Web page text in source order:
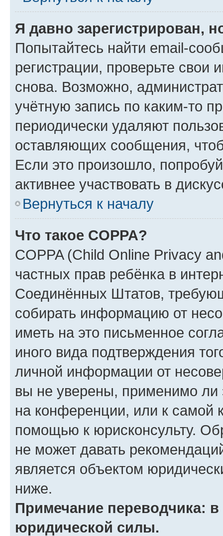
Я давно зарегистрирован,
Попытайтесь найти email-
регистрации, проверьте свои
снова. Возможно,
учётную запись по каким-то
периодически удаляют
оставляющих сообщения,
Если это произошло,
активнее участвовать в
Вернуться к началу
Что такое COPPA?
COPPA (Child Online Privacy
частных прав ребёнка в
Соединённых Штатов,
собирать информацию от
иметь на это письменное
иного вида подтверждения
личной информации от
вы не уверены, применимо ли
на конференции, или к самой
помощью к юрисконсульту.
не может давать
является объектом
ниже.
Примечание переводчика:
юридической силы.